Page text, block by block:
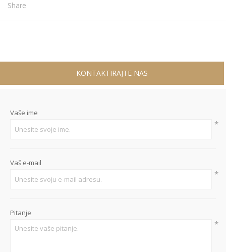
Share
KONTAKTIRAJTE NAS
Vaše ime
*
Vaš e-mail
*
Pitanje
*